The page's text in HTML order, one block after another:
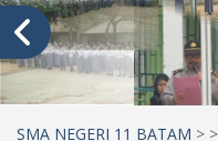
SMA NEGERI 11 BATAM > >